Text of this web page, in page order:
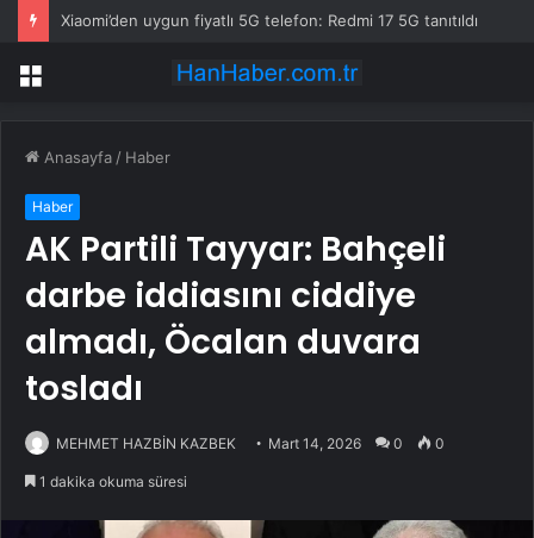
Xiaomi’den uygun fiyatlı 5G telefon: Redmi 17 5G tanıtıldı
Menü
Anasayfa / Haber
Haber
AK Partili Tayyar: Bahçeli
darbe iddiasını ciddiye
almadı, Öcalan duvara
tosladı
MEHMET HAZBİN KAZBEK Mart 14, 2026 0 0
1 dakika okuma süresi